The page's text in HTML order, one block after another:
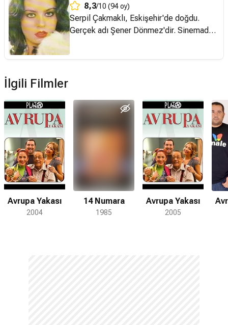
8,3/10 (94 oy)
Serpil Çakmaklı, Eskişehir'de doğdu.
Gerçek adı Şener Dönmez'dir. Sinemadan
İlgili Filmler
Avrupa Yakası
2004
14 Numara
1985
Avrupa Yakası
2005